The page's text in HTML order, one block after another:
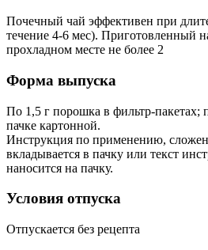
Почечный чай эффективен при
течение 4-6 мес). Приготовленный
прохладном месте не более 2
Форма выпуска
По 1,5 г порошка в фильтр-пакетах;
пачке картонной.
Инструкция по применению,
вкладывается в пачку или текст
наносится на пачку.
Условия отпуска
Отпускается без рецепта